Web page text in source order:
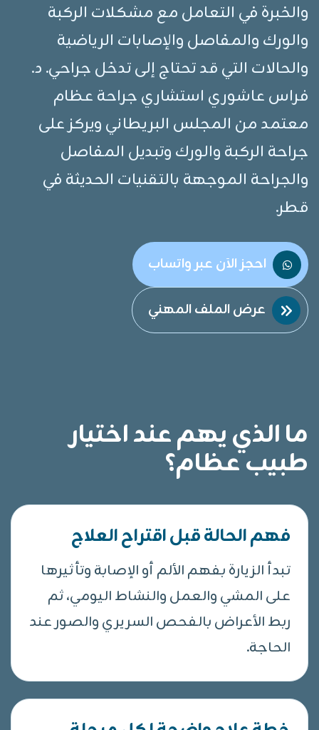
والخبرة في التعامل مع مشكلات الركبة
والورك والمفاصل والإصابات الرياضية
والحالات التي قد تحتاج إلى تدخل جراحي. د.
فراس عاشوري استشاري جراحة عظام
معتمد من المجلس البريطاني ويركز على
جراحة الركبة والورك وتبديل المفاصل
والجراحة الموجهة بالتقنيات الحديثة في
قطر.
احجز الآن عبر واتساب
عرض الملف المهني
ما الذي يهم عند اختيار
طبيب عظام؟
فهم الحالة قبل اقتراح العلاج
تبدأ الزيارة بفهم الألم أو الإصابة وتأثيرها
على المشي والعمل والنشاط اليومي، ثم
ربط الأعراض بالفحص السريري والصور عند
الحاجة.